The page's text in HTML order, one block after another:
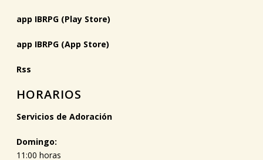
app IBRPG (Play Store)
app IBRPG (App Store)
Rss
HORARIOS
Servicios de Adoración
Domingo:
11:00 horas